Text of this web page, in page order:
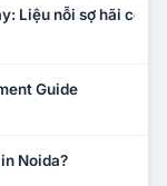
Liệu nỗi sợ hãi có
Guide
Noida?